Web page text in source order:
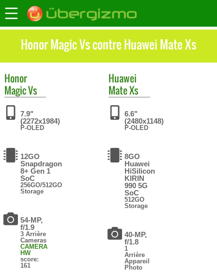
Honor Magic Vs contre Huawei Mate Xs
Honor
Magic Vs
7.9"
(2272x1984)
P-OLED
12GO
Snapdragon
8+ Gen 1
SoC
256GO/512GO
Storage
54-MP,
f/1.9
3 Arrière
Cameras
CAMERA
HW
score:
161
Huawei
Mate Xs
6.6"
(2480x1148)
P-OLED
8GO
Huawei
HiSilicon
KIRIN
990 5G
SoC
512GO
Storage
40-MP,
f/1.8
1
Arrière
Appareil
Photo